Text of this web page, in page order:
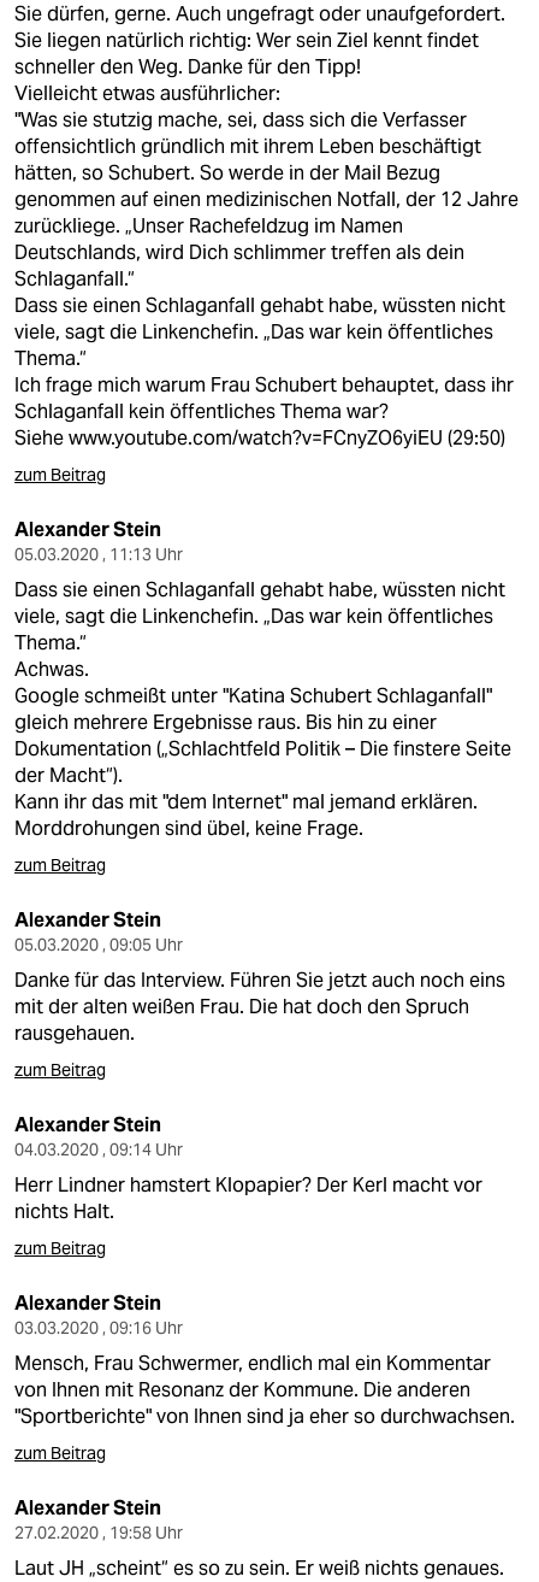
Sie dürfen, gerne. Auch ungefragt oder unaufgefordert.
Sie liegen natürlich richtig: Wer sein Ziel kennt findet
schneller den Weg. Danke für den Tipp!
Vielleicht etwas ausführlicher:
"Was sie stutzig mache, sei, dass sich die Verfasser
offensichtlich gründlich mit ihrem Leben beschäftigt
hätten, so Schubert. So werde in der Mail Bezug
genommen auf einen medizinischen Notfall, der 12 Jahre
zurückliege. „Unser Rachefeldzug im Namen
Deutschlands, wird Dich schlimmer treffen als dein
Schlaganfall.“
Dass sie einen Schlaganfall gehabt habe, wüssten nicht
viele, sagt die Linkenchefin. „Das war kein öffentliches
Thema.“
Ich frage mich warum Frau Schubert behauptet, dass ihr
Schlaganfall kein öffentliches Thema war?
Siehewww.youtube.com/watch?v=FCnyZO6yiEU (29:50)
zum Beitrag
Alexander Stein
05.03.2020 , 11:13 Uhr
Dass sie einen Schlaganfall gehabt habe, wüssten nicht
viele, sagt die Linkenchefin. „Das war kein öffentliches
Thema.“
Achwas.
Google schmeißt unter "Katina Schubert Schlaganfall"
gleich mehrere Ergebnisse raus. Bis hin zu einer
Dokumentation („Schlachtfeld Politik – Die finstere Seite
der Macht“).
Kann ihr das mit "dem Internet" mal jemand erklären.
Morddrohungen sind übel, keine Frage.
zum Beitrag
Alexander Stein
05.03.2020 , 09:05 Uhr
Danke für das Interview. Führen Sie jetzt auch noch eins
mit der alten weißen Frau. Die hat doch den Spruch
rausgehauen.
zum Beitrag
Alexander Stein
04.03.2020 , 09:14 Uhr
Herr Lindner hamstert Klopapier? Der Kerl macht vor
nichts Halt.
zum Beitrag
Alexander Stein
03.03.2020 , 09:16 Uhr
Mensch, Frau Schwermer, endlich mal ein Kommentar
von Ihnen mit Resonanz der Kommune. Die anderen
"Sportberichte" von Ihnen sind ja eher so durchwachsen.
zum Beitrag
Alexander Stein
27.02.2020 , 19:58 Uhr
Laut JH „scheint“ es so zu sein. Er weiß nichts genaues.